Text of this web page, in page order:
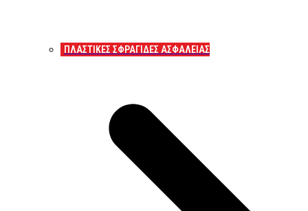
ΠΛΑΣΤΙΚΕΣ ΣΦΡΑΓΙΔΕΣ ΑΣΦΑΛΕΙΑΣ